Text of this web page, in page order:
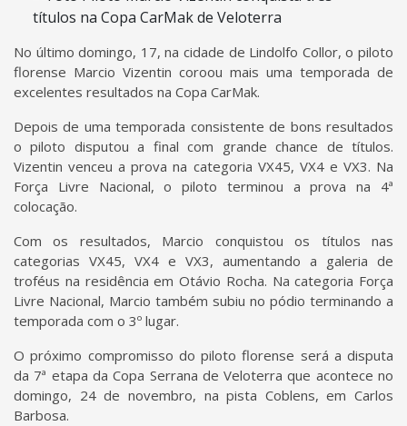
No último domingo, 17, na cidade de Lindolfo Collor, o piloto
florense Marcio Vizentin coroou mais uma temporada de
excelentes resultados na Copa CarMak.
Depois de uma temporada consistente de bons resultados
o piloto disputou a final com grande chance de títulos.
Vizentin venceu a prova na categoria VX45, VX4 e VX3. Na
Força Livre Nacional, o piloto terminou a prova na 4ª
colocação.
Com os resultados, Marcio conquistou os títulos nas
categorias VX45, VX4 e VX3, aumentando a galeria de
troféus na residência em Otávio Rocha. Na categoria Força
Livre Nacional, Marcio também subiu no pódio terminando a
temporada com o 3º lugar.
O próximo compromisso do piloto florense será a disputa
da 7ª etapa da Copa Serrana de Veloterra que acontece no
domingo, 24 de novembro, na pista Coblens, em Carlos
Barbosa.